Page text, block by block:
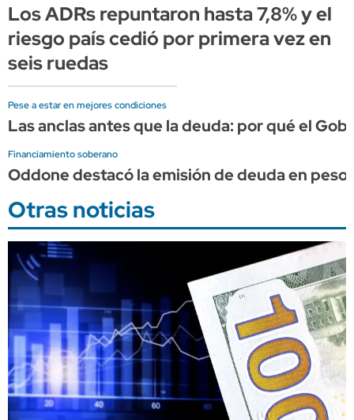
Los ADRs repuntaron hasta 7,8% y el
riesgo país cedió por primera vez en
seis ruedas
Pese a estar en mejores condiciones
Las anclas antes que la deuda: por qué el
Financiamiento soberano
Oddone destacó la emisión de deuda en
Otras noticias